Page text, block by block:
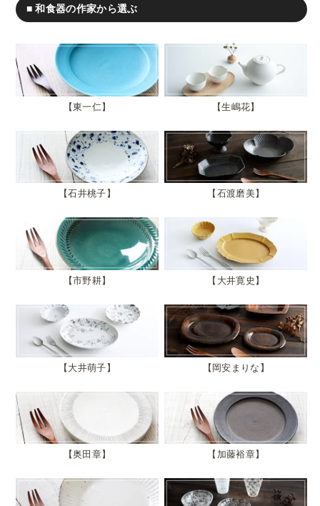
■ 和食器の作家から選ぶ
東一仁 生嶋花
石井桃子 石渡磨美
市野耕 大井寛史
大井萌子 岡安まりな
奥田章 加藤裕章